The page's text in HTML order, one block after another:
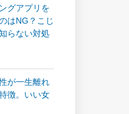
グアプリを
はNG？こじ
らない対処
が一生離れ
徴。いい女